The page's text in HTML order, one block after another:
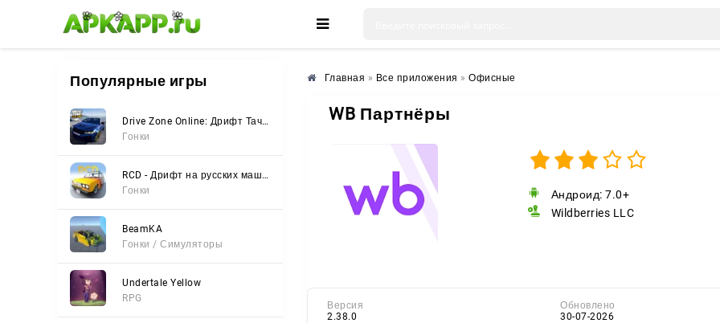
🌸 🌼 🌺
Популярные игры
Drive Zone Online: Дрифт Тачки
Гонки
RCD - Дрифт на русских машинах
Гонки
BeamKA
Гонки / Симуляторы
Undertale Yellow
RPG
Главная » Все приложения » Офисные
WB Партнёры
Андроид: 7.0+
Wildberries LLC
Версия
2.38.0
Обновлено
30-07-2026